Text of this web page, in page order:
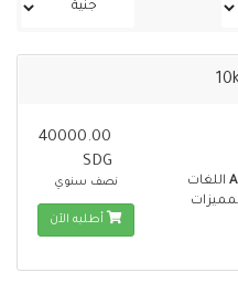
اللغات
40000.00
SDG
نصف سنوي
أطلبه الآن